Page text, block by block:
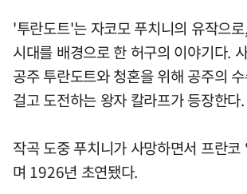
'투란도트'는 자코모 푸치니의 유작으
시대를 배경으로 한 허구의 이야기다.
공주 투란도트와 청혼을 위해 공주의
걸고 도전하는 왕자 칼라프가 등장한다.
작곡 도중 푸치니가 사망하면서 프란
며 1926년 초연됐다.